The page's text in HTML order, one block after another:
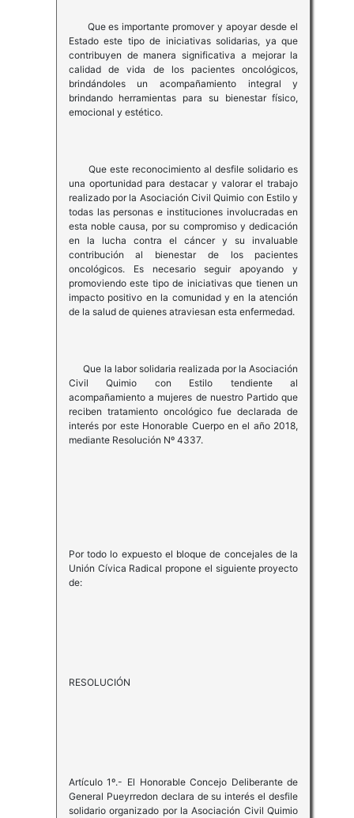
Que es importante promover y apoyar desde el
Estado este tipo de iniciativas solidarias, ya que
contribuyen de manera significativa a mejorar la
calidad de vida de los pacientes oncológicos,
brindándoles un acompañamiento integral y
brindando herramientas para su bienestar físico,
emocional y estético.
Que este reconocimiento al desfile solidario es
una oportunidad para destacar y valorar el trabajo
realizado por la Asociación Civil Quimio con Estilo y
todas las personas e instituciones involucradas en
esta noble causa, por su compromiso y dedicación
en la lucha contra el cáncer y su invaluable
contribución al bienestar de los pacientes
oncológicos. Es necesario seguir apoyando y
promoviendo este tipo de iniciativas que tienen un
impacto positivo en la comunidad y en la atención
de la salud de quienes atraviesan esta enfermedad.
Que la labor solidaria realizada por la Asociación
Civil Quimio con Estilo tendiente al
acompañamiento a mujeres de nuestro Partido que
reciben tratamiento oncológico fue declarada de
interés por este Honorable Cuerpo en el año 2018,
mediante Resolución Nº 4337.
Por todo lo expuesto el bloque de concejales de la
Unión Cívica Radical propone el siguiente proyecto
de:
RESOLUCIÓN
Artículo 1º.- El Honorable Concejo Deliberante de
General Pueyrredon declara de su interés el desfile
solidario organizado por la Asociación Civil Quimio